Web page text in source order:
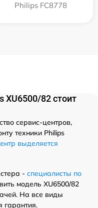
Philips FC8778
82 стоит
сервис-центров,
техники Philips
выделяется
- специалисты по
модель XU6500/82
На все виды
гарантия.